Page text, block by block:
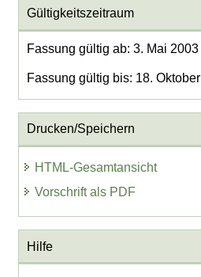
Gültigkeitszeitraum
Fassung gültig ab: 3. Mai 2003
Fassung gültig bis: 18.
Drucken/Speichern
HTML-Gesamtansicht
Vorschrift als PDF
Hilfe